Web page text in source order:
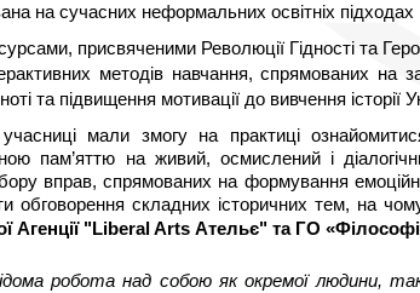
на сучасних неформальних освітніх підходах
присвяченими Революції Гідності та
методів навчання, спрямованих на
та підвищення мотивації до вивчення історії
мали змогу на практиці
пам’яттю на живий, осмислений і
вправ, спрямованих на формування
обговорення складних історичних тем, на
Агенції "Liberal Arts Ательє" та ГО
робота над собою як окремої людини,